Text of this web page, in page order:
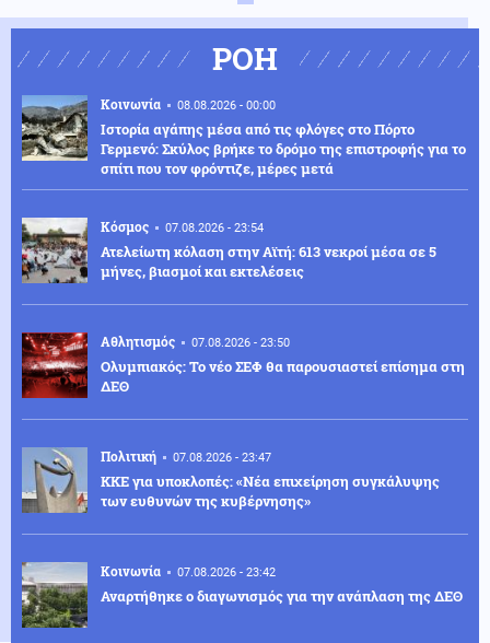
ΡΟΗ
Κοινωνία 08.08.2026 - 00:00
Ιστορία αγάπης μέσα από τις φλόγες στο Πόρτο
Γερμενό: Σκύλος βρήκε το δρόμο της επιστροφής για το
σπίτι που τον φρόντιζε, μέρες μετά
Κόσμος 07.08.2026 - 23:54
Ατελείωτη κόλαση στην Αϊτή: 613 νεκροί μέσα σε 5
μήνες, βιασμοί και εκτελέσεις
Αθλητισμός 07.08.2026 - 23:50
Ολυμπιακός: Το νέο ΣΕΦ θα παρουσιαστεί επίσημα στη
ΔΕΘ
Πολιτική 07.08.2026 - 23:47
ΚΚΕ για υποκλοπές: «Νέα επιχείρηση συγκάλυψης
των ευθυνών της κυβέρνησης»
Κοινωνία 07.08.2026 - 23:42
Αναρτήθηκε ο διαγωνισμός για την ανάπλαση της ΔΕΘ